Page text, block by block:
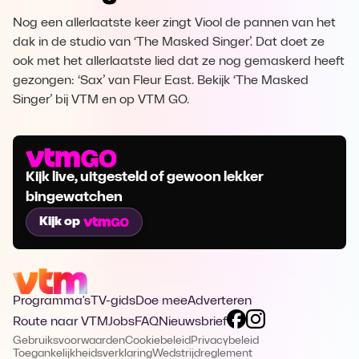
Nog een allerlaatste keer zingt Viool de pannen van het
dak in de studio van ‘The Masked Singer’. Dat doet ze
ook met het allerlaatste lied dat ze nog gemaskerd heeft
gezongen: ‘Sax’ van Fleur East. Bekijk ‘The Masked
Singer’ bij VTM en op VTM GO.
Kijk live, uitgesteld of gewoon lekker
bingewatchen
Kijk op
Programma's TV-gidsDoe meeAdverteren
Route naar VTMJobsFAQNieuwsbrief
GebruiksvoorwaardenCookiebeleidPrivacybeleid
ToegankelijkheidsverklaringWedstrijdreglement